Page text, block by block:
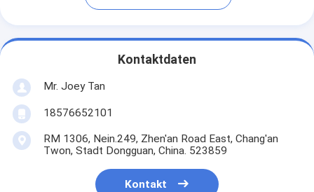
Kontaktdaten
Mr. Joey Tan
18576652101
RM 1306, Nein.249, Zhen'an Road East, Chang'an
Twon, Stadt Dongguan, China. 523859
Kontakt